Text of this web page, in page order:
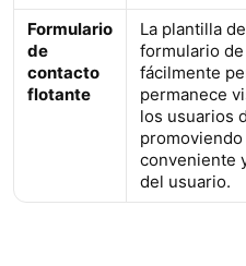
Formulario
de
contacto
flotante
La plantilla
formulario
fácilmente
permanece
los usuarios
conveniente
del usuario.